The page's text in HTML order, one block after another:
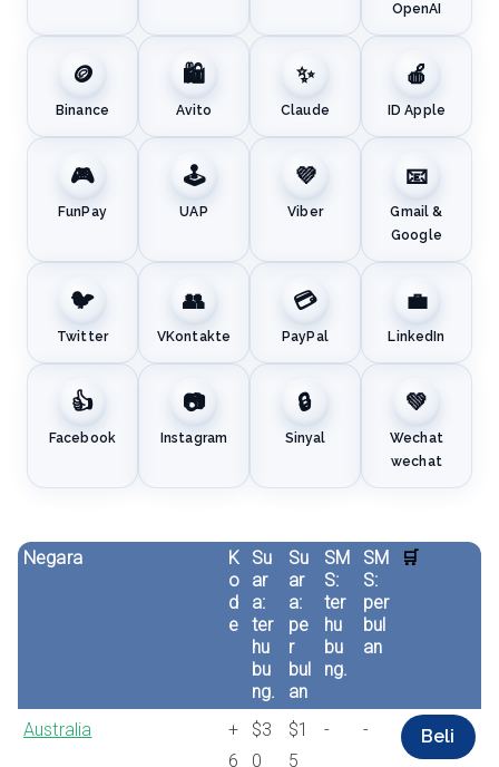
OpenAI
🪙
Binance
🛍️
Avito
✨
Claude
🍎
ID Apple
🎮
FunPay
🕹️
UAP
💜
Viber
📧
Gmail &
Google
🐦
Twitter
👥
VKontakte
💳
PayPal
💼
LinkedIn
👍
Facebook
📷
Instagram
🔒
Sinyal
💚
Wechat
wechat
Negara
K
o
d
e
Su
ar
a:
ter
hu
bu
ng.
Su
ar
a:
pe
r
bul
an
SM
S:
ter
hu
bu
ng.
SM
S:
per
bul
an
🛒
Australia
+
6
$3
0
$1
5
- - Beli